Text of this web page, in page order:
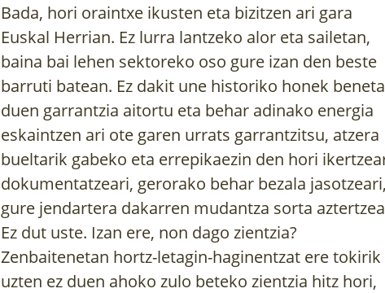
Bada, hori oraintxe ikusten eta bizitzen ari gara
Euskal Herrian. Ez lurra lantzeko alor eta sailetan,
baina bai lehen sektoreko oso gure izan den beste
barruti batean. Ez dakit une historiko honek
duen garrantzia aitortu eta behar adinako energia
eskaintzen ari ote garen urrats garrantzitsu, atzera
bueltarik gabeko eta errepikaezin den hori
dokumentatzeari, gerorako behar bezala jasotzeari,
gure jendartera dakarren mudantza sorta
Ez dut uste. Izan ere, non dago zientzia?
Zenbaitenetan hortz-letagin-haginentzat ere tokirik
uzten ez duen ahoko zulo beteko zientzia hitz hori,